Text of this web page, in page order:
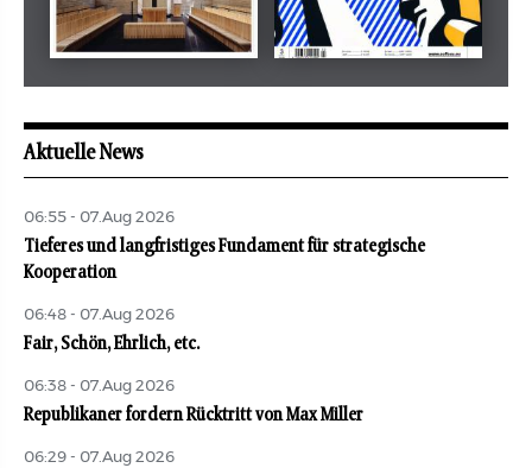
revue juive aufbau
Aktuelle News
06:55 - 07.Aug 2026
Tieferes und langfristiges Fundament für strategische
Kooperation
06:48 - 07.Aug 2026
Fair, Schön, Ehrlich, etc.
06:38 - 07.Aug 2026
Republikaner fordern Rücktritt von Max Miller
06:29 - 07.Aug 2026